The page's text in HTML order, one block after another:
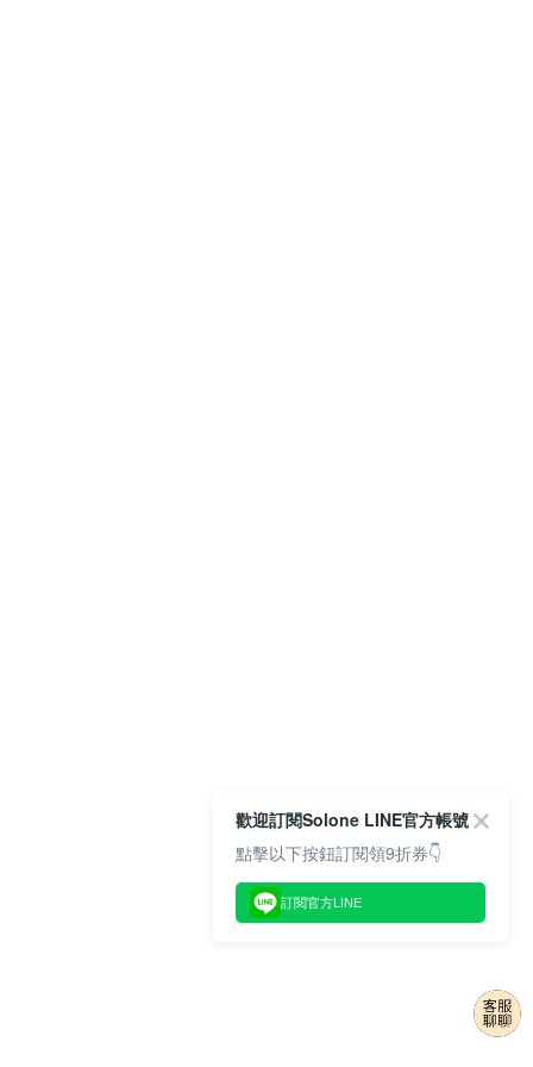
歡迎訂閱Solone LINE官方帳號
點擊以下按鈕訂閱領9折券👇
訂閱官方LINE